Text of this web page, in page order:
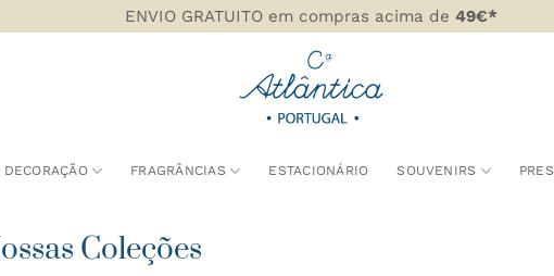
ENVIO GRATUITO em compras acima de 49€*
DECORAÇÃO FRAGRÂNCIAS ESTACIONÁRIO SOUVENIRS
Coleções